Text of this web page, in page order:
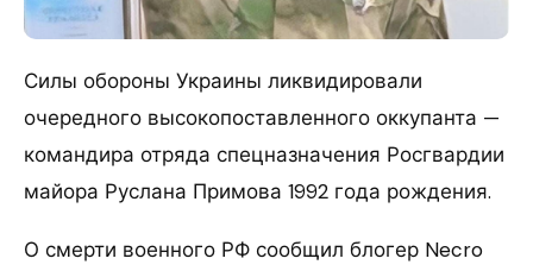
Силы обороны Украины ликвидировали
очередного высокопоставленного оккупанта —
командира отряда спецназначения Росгвардии
майора Руслана Примова 1992 года рождения.
О смерти военного РФ сообщил блогер Necro